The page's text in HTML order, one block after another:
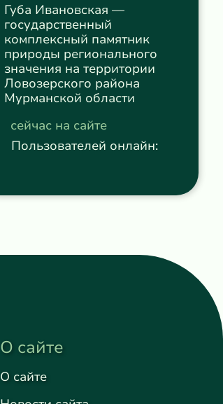
Губа Ивановская —
государственный
комплексный памятник
природы регионального
значения на территории
Ловозерского района
Мурманской области
сейчас на сайте
Пользователей онлайн:
О сайте
О сайте